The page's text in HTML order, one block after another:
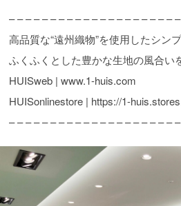
– – – – – – – – – – – – – – – – – – – –
高品質な“遠州織物”を使用したシンプ
ふくふくとした豊かな生地の風合い
HUISweb | www.1-huis.com
HUISonlinestore | https://1-
– – – – – – – – – – – – – – – – – – – –